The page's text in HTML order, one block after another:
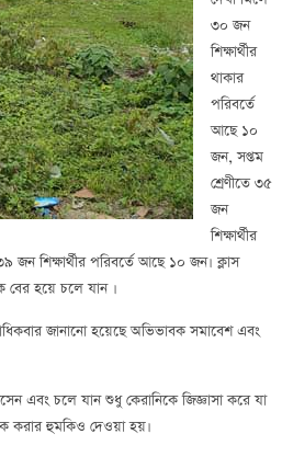
৩০ জন
শিক্ষার্থীর
থাকার
পরিবর্তে
আছে ১০
জন, সপ্তম
শ্রেণীতে ৩৫
জন
শিক্ষার্থীর
জন শিক্ষার্থীর পরিবর্তে আছে ১০ জন। ক্লাস
বের হয়ে চলে যান ।
জানানো হয়েছে অভিভাবক সমাবেশ এবং
এবং চলে যান শুধু কেরানিকে জিজ্ঞাসা করে যা
করার হুমকিও দেওয়া হয়।